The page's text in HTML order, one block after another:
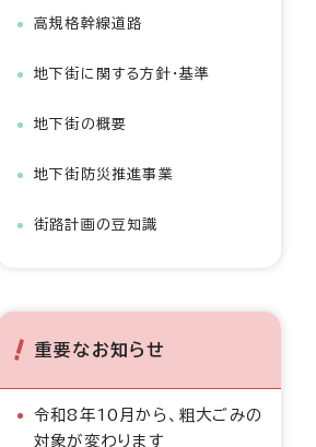
高規格幹線道路
地下街に関する方針・基準
地下街の概要
地下街防災推進事業
街路計画の豆知識
重要なお知らせ
令和8年10月から、粗大ごみの
対象が変わります